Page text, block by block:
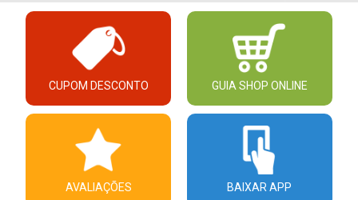
CUPOM DESCONTO GUIA SHOP ONLINE
AVALIAÇÕES BAIXAR APP